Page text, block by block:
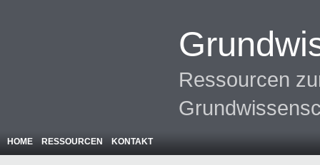
Ressourcen
HOME RESSOURCEN KONTAKT